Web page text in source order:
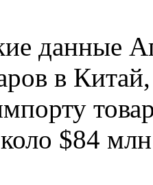
данные
в
$84